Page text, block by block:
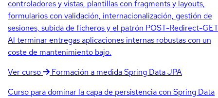
controladores y vistas, plantillas con fragments y layouts,
formularios con validación, internacionalización, gestión de
sesiones, subida de ficheros y el patrón POST-Redirect-
Al terminar entregas aplicaciones internas robustas con un
coste de mantenimiento bajo.
Ver curso
Formación a medidaSpring Data JPA
Curso para dominar la capa de persistencia con Spring Data